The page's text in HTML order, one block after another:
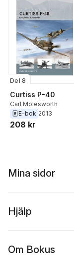
Del 8
Curtiss P-40
Carl Molesworth
E-bok 2013
208 kr
Mina sidor
Hjälp
Om Bokus